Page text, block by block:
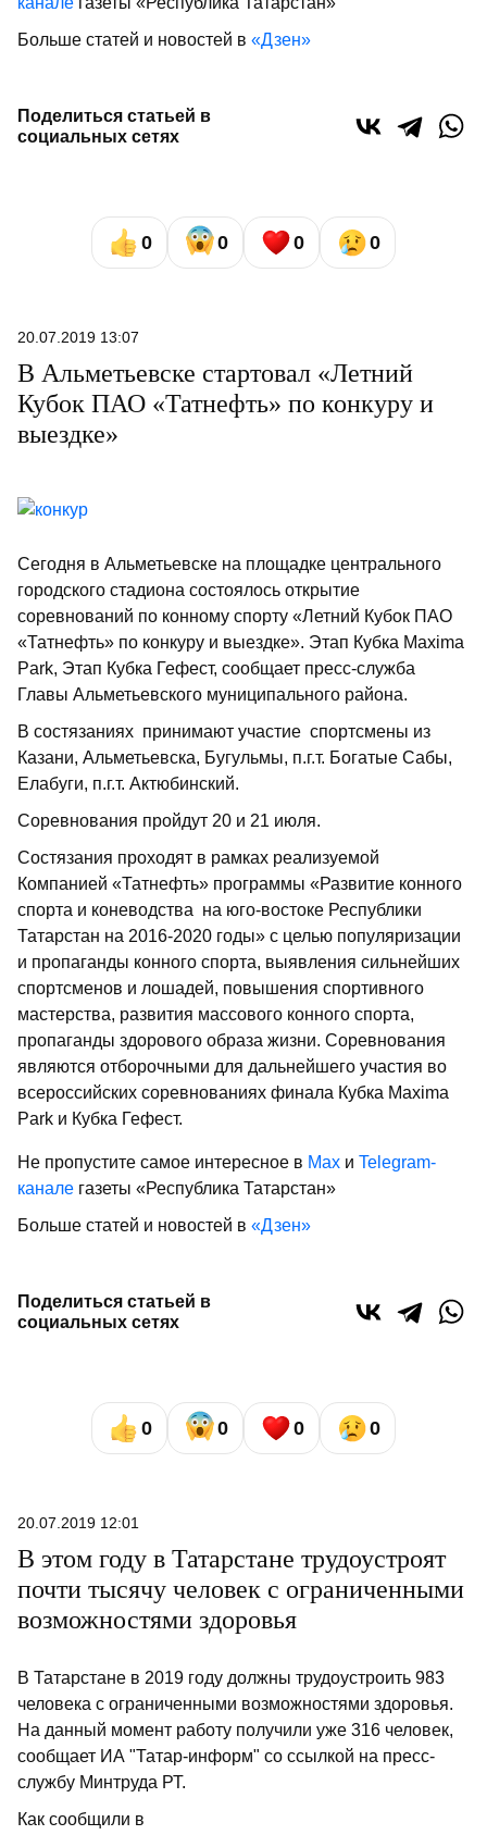
Больше статей и новостей в «Дзен»
Поделиться статьей в
социальных сетях
0 0 0 0
20.07.2019 13:07
В Альметьевске стартовал «Летний
Кубок ПАО «Татнефть» по конкуру и
выездке»
Сегодня в Альметьевске на площадке центрального
городского стадиона состоялось открытие
соревнований по конному спорту «Летний Кубок ПАО
«Татнефть» по конкуру и выездке». Этап Кубка Maxima
Park, Этап Кубка Гефест, сообщает пресс-служба
Главы Альметьевского муниципального района.
В состязаниях принимают участие спортсмены из
Казани, Альметьевска, Бугульмы, п.г.т. Богатые Сабы,
Елабуги, п.г.т. Актюбинский.
Соревнования пройдут 20 и 21 июля.
Состязания проходят в рамках реализуемой
Компанией «Татнефть» программы «Развитие конного
спорта и коневодства на юго-востоке Республики
Татарстан на 2016-2020 годы» с целью популяризации
и пропаганды конного спорта, выявления сильнейших
спортсменов и лошадей, повышения спортивного
мастерства, развития массового конного спорта,
пропаганды здорового образа жизни. Соревнования
являются отборочными для дальнейшего участия во
всероссийских соревнованиях финала Кубка Maxima
Park и Кубка Гефест.
Не пропустите самое интересное в Max и Telegram-
канале газеты «Республика Татарстан»
Больше статей и новостей в «Дзен»
Поделиться статьей в
социальных сетях
0 0 0 0
20.07.2019 12:01
В этом году в Татарстане трудоустроят
почти тысячу человек с ограниченными
возможностями здоровья
В Татарстане в 2019 году должны трудоустроить 983
человека с ограниченными возможностями здоровья.
На данный момент работу получили уже 316 человек,
сообщает ИА "Татар-информ" со ссылкой на пресс-
службу Минтруда РТ.
Как сообщили в